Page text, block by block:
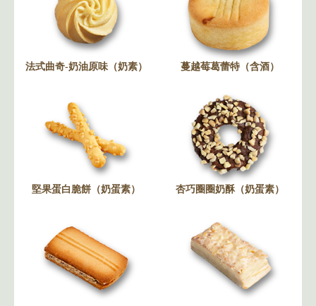
法式曲奇-奶油原味（奶素） 蔓越莓葛蕾特（含酒）
堅果蛋白脆餅（奶蛋素） 杏巧圈圈奶酥（奶蛋素）